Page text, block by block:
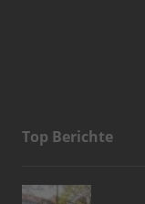
Top Berichte